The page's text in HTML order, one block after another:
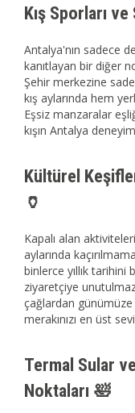
Kış Sporları
Antalya'nın sadece
kanıtlayan bir diğer
Şehir merkezine
kış aylarında hem
Eşsiz manzaralar
kışın Antalya
Kültürel
🏺
Kapalı alan
aylarında
binlerce yıllık tarihini
ziyaretçiye
çağlardan
merakınızı en üst
Termal Sular
Noktaları 🛀